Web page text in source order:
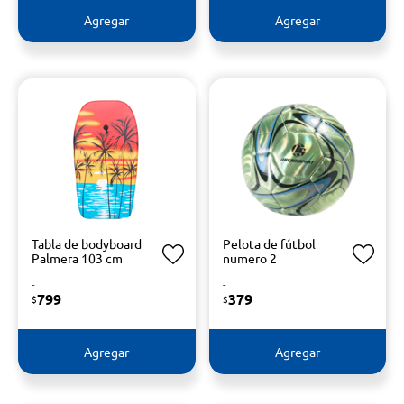
Agregar Agregar
Tabla de bodyboard
Palmera 103 cm
-
$799
Agregar
Pelota de fútbol
numero 2
-
$379
Agregar